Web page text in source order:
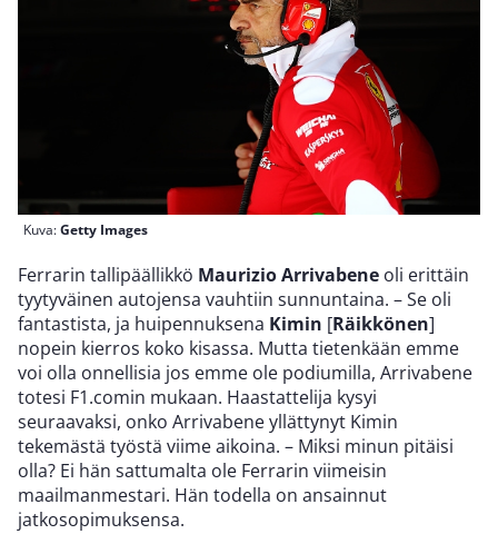
Kuva:Getty Images
Ferrarin tallipäällikkö Maurizio Arrivabene oli erittäin
tyytyväinen autojensa vauhtiin sunnuntaina. – Se oli
fantastista, ja huipennuksena Kimin [Räikkönen]
nopein kierros koko kisassa. Mutta tietenkään emme
voi olla onnellisia jos emme ole podiumilla, Arrivabene
totesi F1.comin mukaan. Haastattelija kysyi
seuraavaksi, onko Arrivabene yllättynyt Kimin
tekemästä työstä viime aikoina. – Miksi minun pitäisi
olla? Ei hän sattumalta ole Ferrarin viimeisin
maailmanmestari. Hän todella on ansainnut
jatkosopimuksensa.